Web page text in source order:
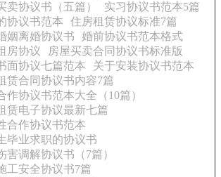
卖协议书（五篇）
实习协议书范本5篇
协议书范本
住房租赁协议标准7篇
姻离婚协议书
婚前协议书范本格式
房协议
房屋买卖合同协议书标准版
面协议七篇范本
关于安装协议书范本
赁合同协议书内容7篇
作协议书范本大全（10篇）
赁电子协议最新七篇
合作协议书范本
毕业求职的协议书
害调解协议书（7篇）
工安全协议书7篇